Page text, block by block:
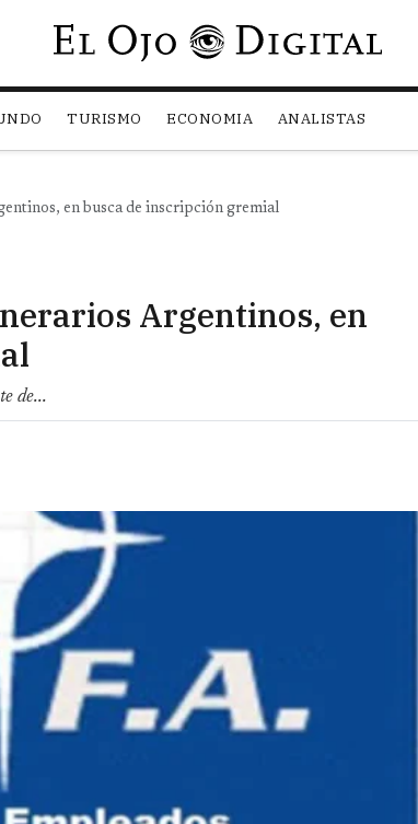
Pasar al contenido principal
TURISMO ECONOMIA ANALISTAS
en busca de inscripción gremial
Argentinos, en
de...